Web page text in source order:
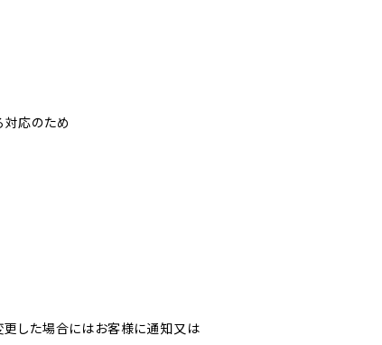
対応のため
更した場合にはお客様に通知又は